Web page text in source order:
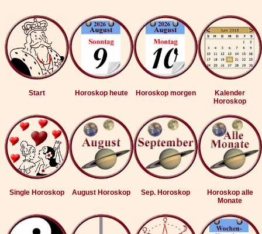
Start Horoskop heute Horoskop morgen
Kalender
Horoskop
Single Horoskop August Horoskop Sep. Horoskop
Horoskop alle
Monate